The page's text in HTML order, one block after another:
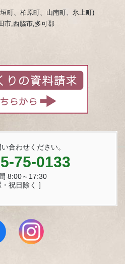
町、柏原町、山南町、氷上町)
市,西脇市,多可郡
合わせください。
75-0133
8:00～17:30
・祝日除く ]